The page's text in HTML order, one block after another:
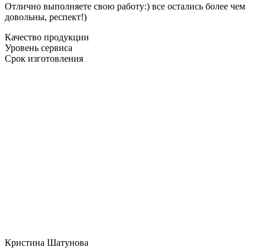
Отлично выполняете свою работу:) все остались более чем
довольны, респект!)
Качество продукции
Уровень сервиса
Срок изготовления
Кристина Шатунова